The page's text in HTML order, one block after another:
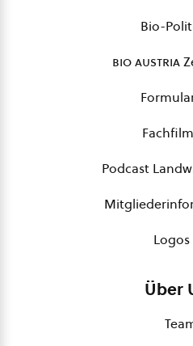
Bio-
bio austria
Podcast
Logos
Über